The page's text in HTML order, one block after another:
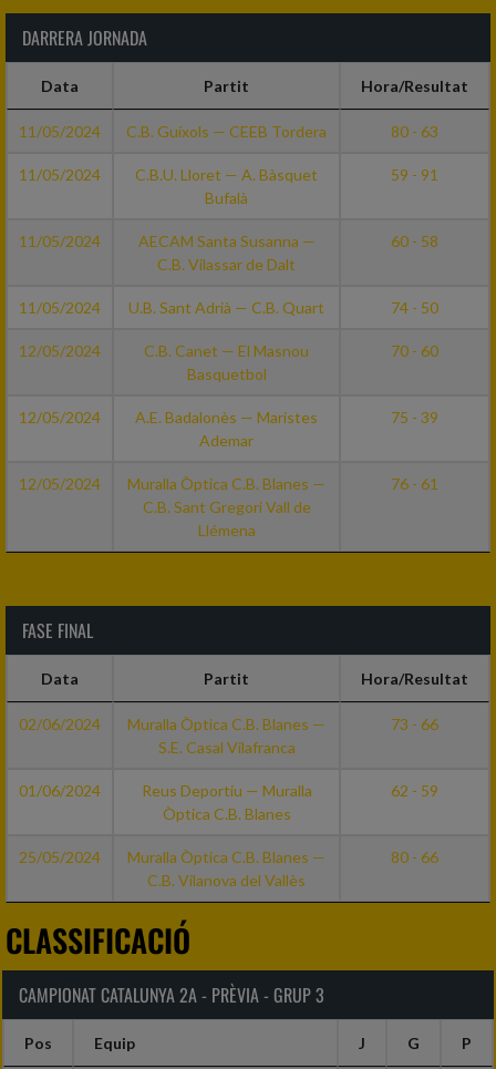
DARRERA JORNADA
Data Partit Hora/Resultat
11/05/2024 C.B. Guíxols — CEEB Tordera 80 - 63
11/05/2024
C.B.U. Lloret — A. Bàsquet
Bufalà
59 - 91
11/05/2024
AECAM Santa Susanna —
C.B. Vilassar de Dalt
60 - 58
11/05/2024 U.B. Sant Adrià — C.B. Quart 74 - 50
12/05/2024
C.B. Canet — El Masnou
Basquetbol
70 - 60
12/05/2024
A.E. Badalonès — Maristes
Ademar
75 - 39
12/05/2024
Muralla Òptica C.B. Blanes —
C.B. Sant Gregori Vall de
Llémena
76 - 61
FASE FINAL
Data Partit Hora/Resultat
02/06/2024
Muralla Òptica C.B. Blanes —
S.E. Casal Vilafranca
73 - 66
01/06/2024
Reus Deportiu — Muralla
Òptica C.B. Blanes
62 - 59
25/05/2024
Muralla Òptica C.B. Blanes —
C.B. Vilanova del Vallès
80 - 66
CLASSIFICACIÓ
CAMPIONAT CATALUNYA 2A - PRÈVIA - GRUP 3
Pos Equip J G P